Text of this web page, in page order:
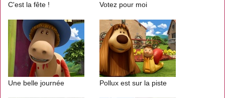
C'est la fête ! Votez pour moi
Une belle journée Pollux est sur la piste